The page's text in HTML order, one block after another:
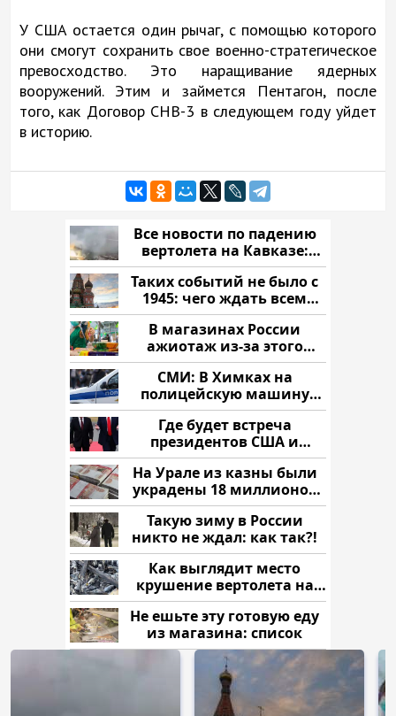
У США остается один рычаг, с помощью которого
они смогут сохранить свое военно-стратегическое
превосходство. Это наращивание ядерных
вооружений. Этим и займется Пентагон, после
того, как Договор СНВ-3 в следующем году уйдет
в историю.
Все новости по падению
вертолета на Кавказе:
читать здесь
Таких событий не было с
1945: чего ждать всем
нам?
В магазинах России
ажиотаж из-за этого
продукта: что купить?
СМИ: В Химках на
полицейскую машину
напали и подожгли.
Где будет встреча
президентов США и
России: Европа?
На Урале из казны были
украдены 18 миллионов
рублей
Такую зиму в России
никто не ждал: как так?!
Как выглядит место
крушение вертолета на
Кавказе: смотреть
Не ешьте эту готовую еду
из магазина: список